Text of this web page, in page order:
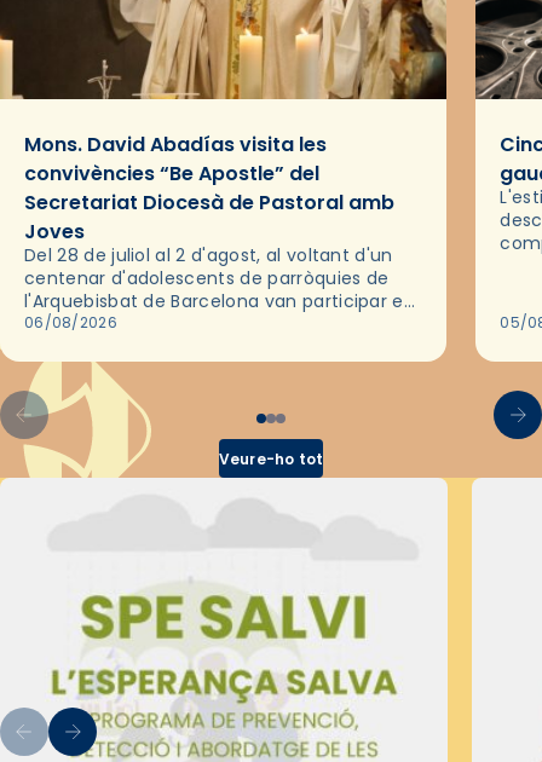
Mons. David Abadías visita les
convivències “Be Apostle” del
Secretariat Diocesà de Pastoral amb
Joves
Del 28 de juliol al 2 d'agost, al voltant d'un
centenar d'adolescents de parròquies de
l'Arquebisbat de Barcelona van participar en
les convivències Be Apostle, organitzades
06/08/2026 05/
Veure-ho tot